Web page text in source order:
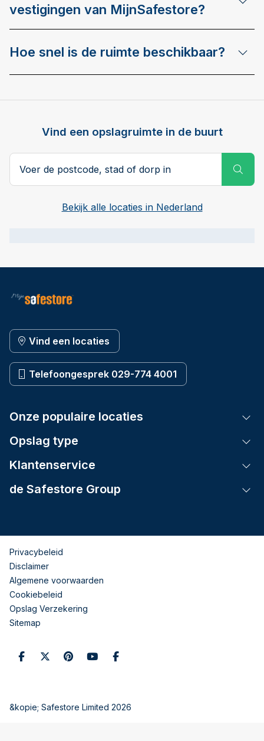
vestigingen van MijnSafestore?
Hoe snel is de ruimte beschikbaar?
Vind een opslagruimte in de buurt
Postcode, stad of dorp
Bekijk alle locaties in Nederland
Vind een locaties
Telefoongesprek 029-774 4001
Onze populaire locaties
Opslag type
Klantenservice
de Safestore Group
Privacybeleid
Disclaimer
Algemene voorwaarden
Cookiebeleid
Opslag Verzekering
Sitemap
&kopie; Safestore Limited 2026